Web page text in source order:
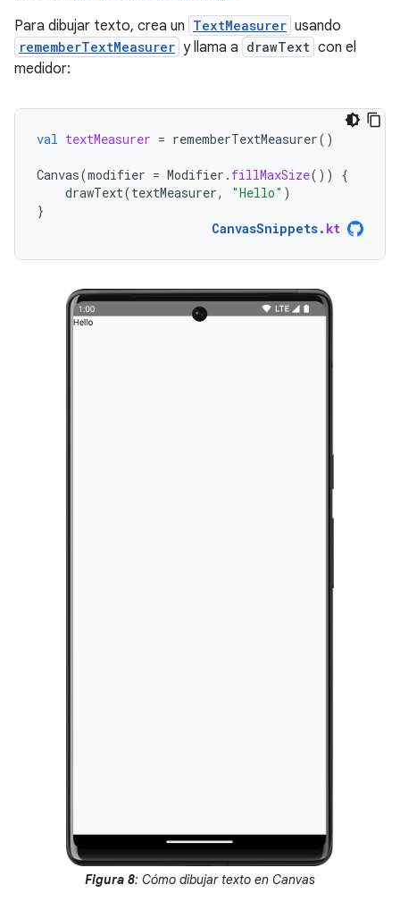
Para dibujar texto, crea un TextMeasurer usando
rememberTextMeasurer y llama a drawText con el
medidor:
val textMeasurer = rememberTextMeasurer()
Canvas(modifier = Modifier . fillMaxSize())
{
drawText(textMeasurer, "Hello" )
}
CanvasSnippets. kt
Figura 8: Cómo dibujar texto en Canvas